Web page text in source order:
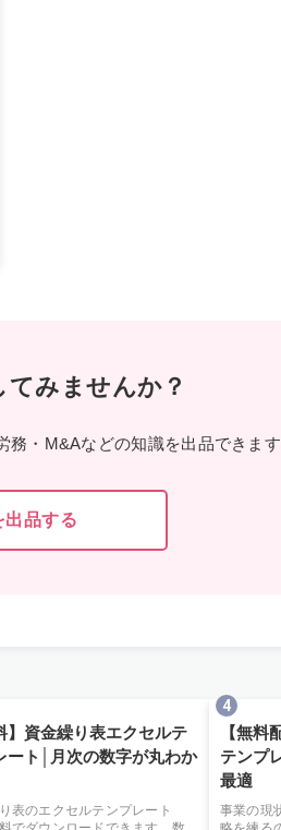
てみませんか？
務・M&Aなどの知識を出品できます
出品する
】資金繰り表エクセルテ
ート│月次の数字が丸わか
表のエクセルテンプレート
【無料
テンプ
最適
事業の現